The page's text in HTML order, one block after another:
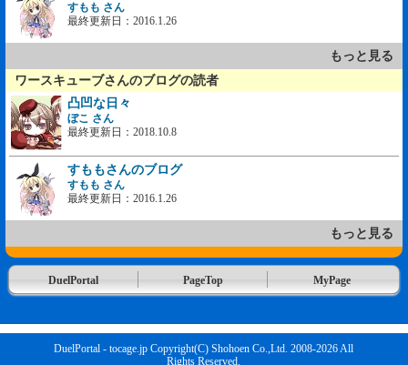
すもも さん
最終更新日：2016.1.26
もっと見る
ワースキューブさんのブログの読者
凸凹な日々
ぼこ さん
最終更新日：2018.10.8
すももさんのブログ
すもも さん
最終更新日：2016.1.26
もっと見る
DuelPortal PageTop MyPage
DuelPortal - tocage.jp Copyright(C) Shohoen Co.,Ltd. 2008-2026 All
Rights Reserved.